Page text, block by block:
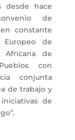
desde hace
de
constante
de
de
con
conjunta
de trabajo y
de